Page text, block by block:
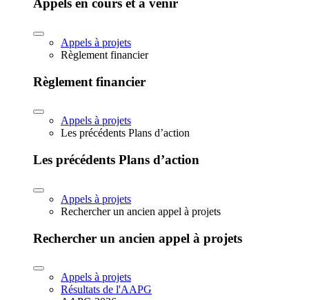
Appels en cours et à venir
Appels à projets
Règlement financier
Règlement financier
Appels à projets
Les précédents Plans d’action
Les précédents Plans d’action
Appels à projets
Rechercher un ancien appel à projets
Rechercher un ancien appel à projets
Appels à projets
Résultats de l'AAPG